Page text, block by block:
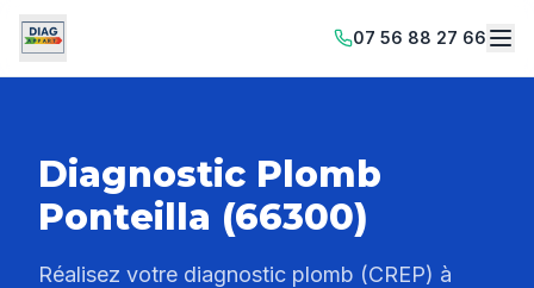
07 56 88 27 66
Diagnostic Plomb
Ponteilla (66300)
Réalisez votre diagnostic plomb (CREP) à